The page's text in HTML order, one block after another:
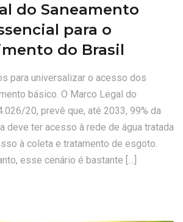
do Saneamento
para o
do Brasil
para universalizar o acesso dos
básico. O Marco Legal do
20, prevê que, até 2033, 99% da
deve ter acesso à rede de água tratada
à coleta e tratamento de esgoto.
esse cenário é bastante […]